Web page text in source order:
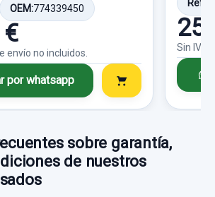
(NHW20) BASIS
6903047081
de envío no incluidos.
(NHW20) BASIS
año
por whatsapp
OEM:774339450
envío no incluidos.
por whatsapp
Ref:
Sin IVA,
sobre garantía,
de nuestros